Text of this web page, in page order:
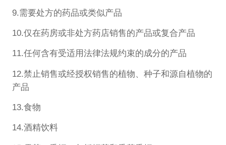
9.需要处方的药品或类似产品
10.仅在药房或非处方药店销售的产品或复合产品
11.任何含有受适用法律法规约束的成分的产品
12.禁止销售或经授权销售的植物、种子和源自植物的
产品
13.食物
14.酒精饮料